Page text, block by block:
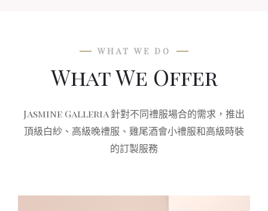
WHAT WE DO
What We Offer
Jasmine Galleria 針對不同禮服場合的需求，推出
頂級白紗、高級晚禮服、雞尾酒會小禮服和高級時裝
的訂製服務